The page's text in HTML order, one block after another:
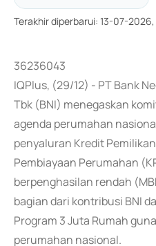
Terakhir diperbarui: 13-07-
36236043
IQPlus, (29/12) - PT Bank
Tbk (BNI) menegaskan
agenda perumahan
penyaluran Kredit
Pembiayaan Perumahan
berpenghasilan rendah
bagian dari kontribusi BNI
Program 3 Juta Rumah
perumahan nasional.